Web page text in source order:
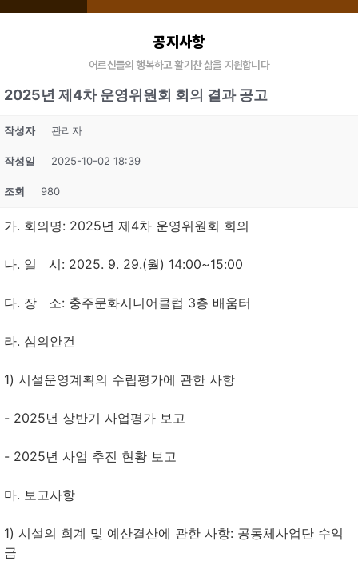
공지사항
어르신들의 행복하고 활기찬 삶을 지원합니다
2025년 제4차 운영위원회 회의 결과 공고
작성자 관리자
작성일 2025-10-02 18:39
조회 980
가. 회의명: 2025년 제4차 운영위원회 회의
나. 일 시: 2025. 9. 29.(월) 14:00~15:00
다. 장 소: 충주문화시니어클럽 3층 배움터
라. 심의안건
1) 시설운영계획의 수립평가에 관한 사항
- 2025년 상반기 사업평가 보고
- 2025년 사업 추진 현황 보고
마. 보고사항
1) 시설의 회계 및 예산결산에 관한 사항: 공동체사업단 수익
금